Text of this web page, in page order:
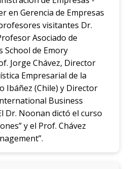
en Gerencia de Empresas
visitantes Dr.
Asociado de
School de Emory
Jorge Chávez, Director
Empresarial de la
Ibáñez (Chile) y Director
Business
Dr. Noonan dictó el curso
y el Prof. Chávez